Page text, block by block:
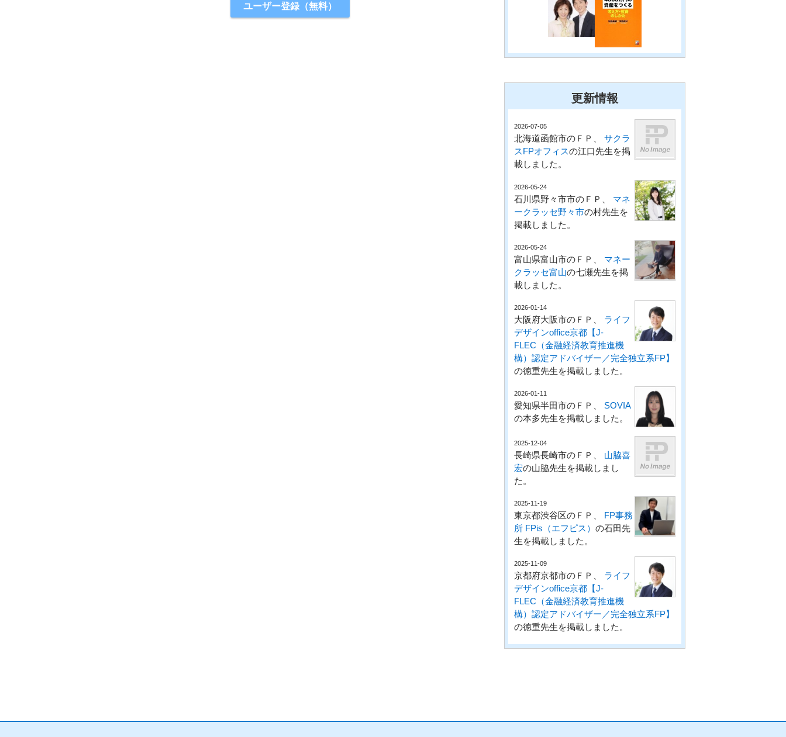
ユーザー登録（無料）
更新情報
2026-07-05
北海道函館市のＦＰ、 サクラ
スFPオフィスの江口先生を掲
載しました。
2026-05-24
石川県野々市市のＦＰ、 マネ
ークラッセ野々市の村先生を
掲載しました。
2026-05-24
富山県富山市のＦＰ、 マネー
クラッセ富山の七瀬先生を掲
載しました。
2026-01-14
大阪府大阪市のＦＰ、 ライフ
デザインoffice京都【J-
FLEC（金融経済教育推進機
構）認定アドバイザー／完全独立系FP】
の徳重先生を掲載しました。
2026-01-11
愛知県半田市のＦＰ、 SOVIA
の本多先生を掲載しました。
2025-12-04
長崎県長崎市のＦＰ、 山脇喜
宏の山脇先生を掲載しまし
た。
2025-11-19
東京都渋谷区のＦＰ、 FP事務
所 FPis（エフピス） の石田先
生を掲載しました。
2025-11-09
京都府京都市のＦＰ、 ライフ
デザインoffice京都【J-
FLEC（金融経済教育推進機
構）認定アドバイザー／完全独立系FP】
の徳重先生を掲載しました。